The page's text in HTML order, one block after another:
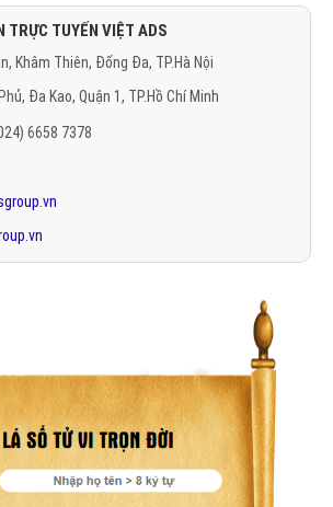
TRỰC TUYẾN VIỆT ADS
Khâm Thiên, Đống Đa, TP.Hà Nội
Đa Kao, Quận 1, TP.Hồ Chí Minh
6658 7378